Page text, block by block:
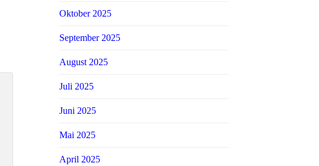
Oktober 2025
September 2025
August 2025
Juli 2025
Juni 2025
Mai 2025
April 2025